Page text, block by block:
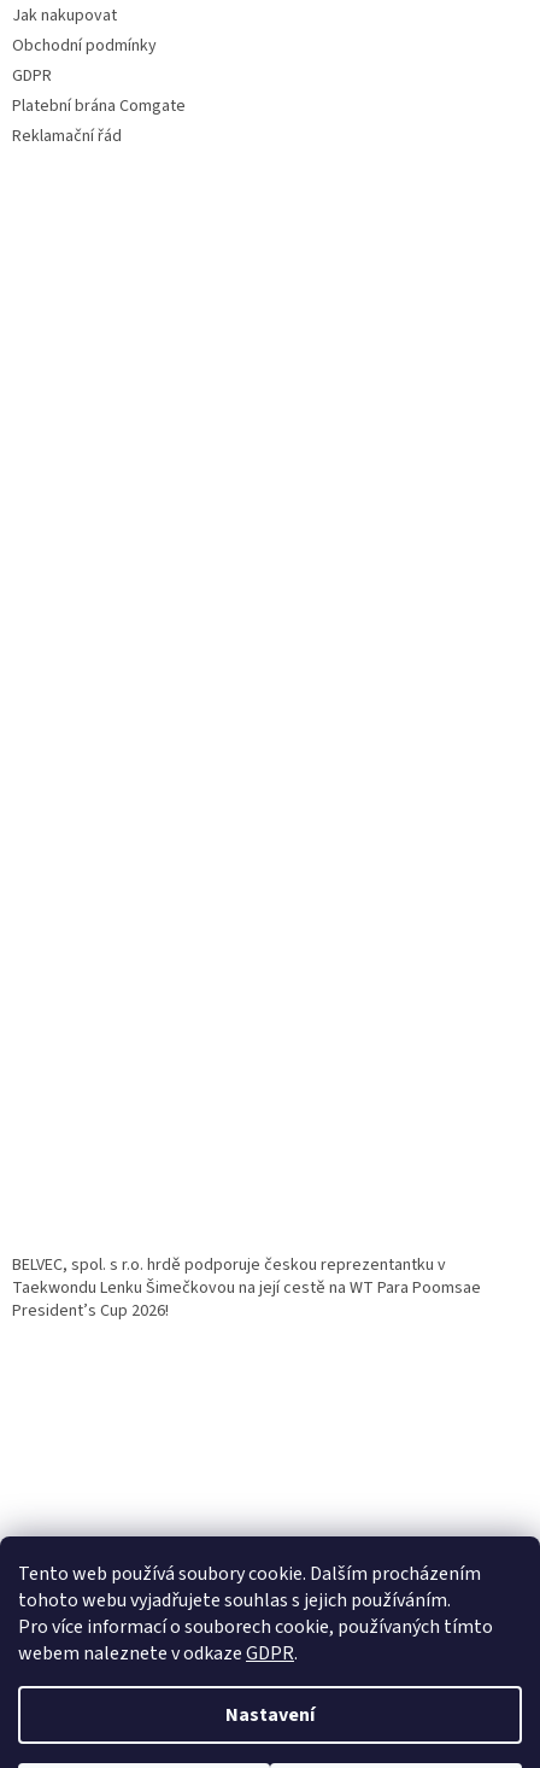
Tento web používá soubory cookie. Dalším procházením
tohoto webu vyjadřujete souhlas s jejich používáním.
Pro více informací o souborech cookie, používaných tímto
webem naleznete v odkazeGDPR.
Nastavení
Jak nakupovat
Obchodní podmínky
GDPR
Platební brána Comgate
Reklamační řád
BELVEC, spol. s r.o. hrdě podporuje českou reprezentantku v
Taekwondu Lenku Šimečkovou na její cestě na WT Para Poomsae
President’s Cup 2026!
Vytvořil Shoptet